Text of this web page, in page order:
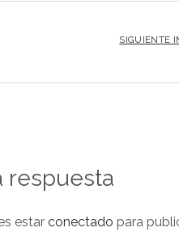
SIGUIENTE
respuesta
estar conectado para